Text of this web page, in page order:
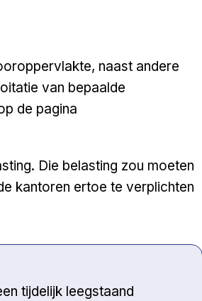
naast andere
van bepaalde
de pagina
Die belasting zou moeten
kantoren ertoe te verplichten
tijdelijk leegstaand